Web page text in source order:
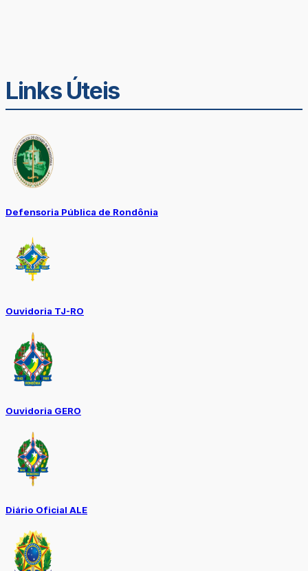
Links Úteis
Defensoria Pública de Rondônia
Ouvidoria TJ-RO
Ouvidoria GERO
Diário Oficial ALE